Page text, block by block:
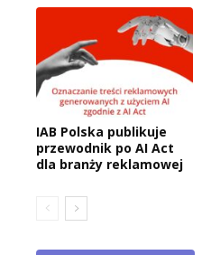
IAB Polska publikuje
przewodnik po AI Act
dla branży reklamowej